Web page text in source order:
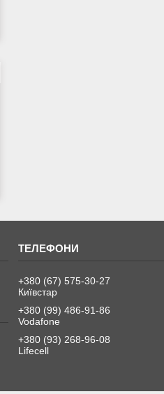
+380 (67) 575-30-27
Київстар
+380 (99) 486-91-86
Vodafone
+380 (93) 268-96-08
Lifecell